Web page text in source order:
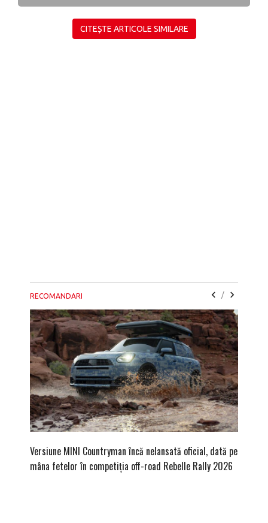
CITEȘTE ARTICOLE SIMILARE
RECOMANDARI /
Versiune MINI Countryman încă nelansată oficial, dată pe
mâna fetelor în competiția off-road Rebelle Rally 2026